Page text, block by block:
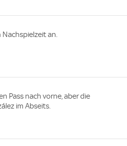
an.
Pass nach vorne, aber die
im Abseits.